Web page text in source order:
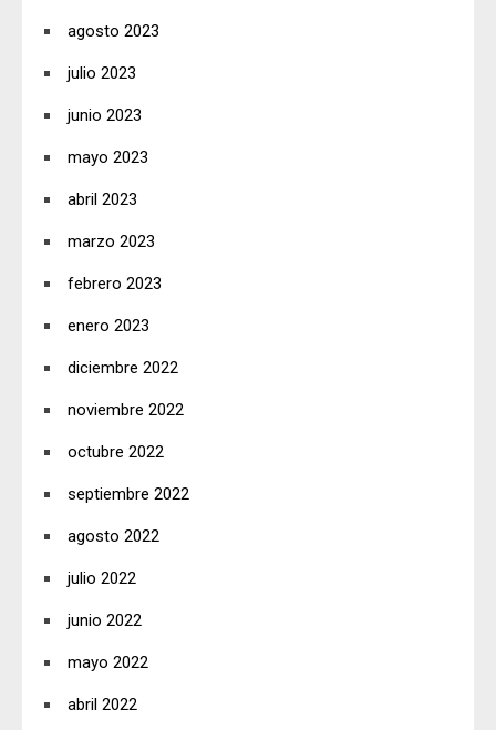
agosto 2023
julio 2023
junio 2023
mayo 2023
abril 2023
marzo 2023
febrero 2023
enero 2023
diciembre 2022
noviembre 2022
octubre 2022
septiembre 2022
agosto 2022
julio 2022
junio 2022
mayo 2022
abril 2022